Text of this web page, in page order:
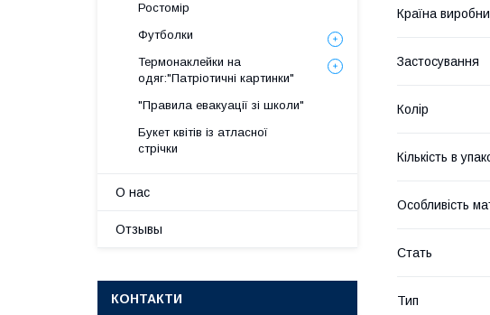
Країна
Застосування
Колір
Кількість в
Особливість
Стать
Тип
Ростомір
Футболки
Термонаклейки на
одяг:"Патріотичні картинки"
"Правила евакуації зі школи"
Букет квітів із атласної
стрічки
О нас
Отзывы
КОНТАКТИ